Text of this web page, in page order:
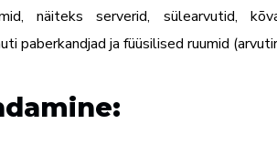
näiteks serverid, sülearvutid,
paberkandjad ja füüsilised ruumid